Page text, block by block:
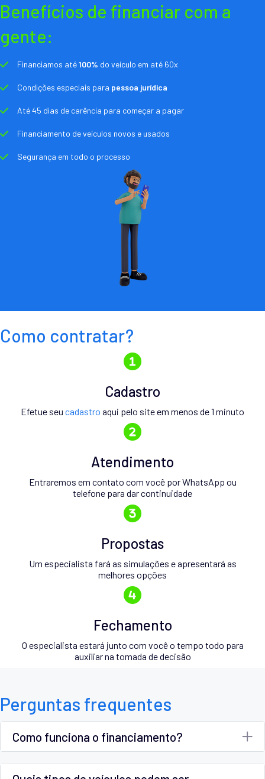
Benefícios de financiar com a
gente:
Financiamos até100% do veículo em até 60x
Condições especiais para pessoa jurídica
Até 45 dias de carência para começar a pagar
Financiamento de veículos novos e usados
Segurança em todo o processo
Como contratar?
Cadastro
Efetue seu cadastro aqui pelo site em menos de 1 minuto
Atendimento
Entraremos em contato com você por WhatsApp ou
telefone para dar continuidade
Propostas
Um especialista fará as simulações e apresentará as
melhores opções
Fechamento
O especialista estará junto com você o tempo todo para
auxiliar na tomada de decisão
Perguntas frequentes
Como funciona o financiamento?